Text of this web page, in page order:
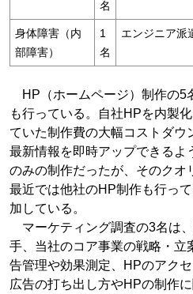
名
身体障害（内
部障害）
1
名
エンジニア派
HP（ホームページ）制作の5
も行っている。自社HPを内製
ていた制作費の大幅コストダウ
最新情報を即時アップできるよ
のみの制作だったが、そのクオ
最近では他社のHP制作も行っ
加している。
マーケティング調査の3名は
手、当社のコア事業の戦略・立
告管理や効果測定、HPのアク
広告の打ち出し方やHPの制作